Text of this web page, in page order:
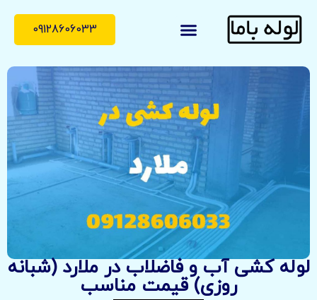
09128606033
لوله کشی آب و فاضلاب در ملارد (شبانه
روزی) قیمت مناسب